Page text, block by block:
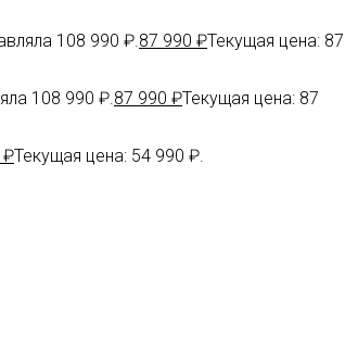
108 990 ₽. 87 990 ₽Текущая цена: 87
108 990 ₽. 87 990 ₽Текущая цена: 87
₽Текущая цена: 54 990 ₽.